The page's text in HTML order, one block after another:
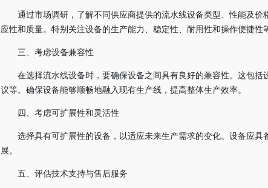
通过市场调研，了解不同供应商提供的流水线设备类型、性能及
应性和质量。特别关注设备的生产能力、稳定性、耐用性和操作便捷性
三、考虑设备兼容性
在选择流水线设备时，要确保设备之间具有良好的兼容性。这包
议等。确保设备能够顺畅地融入现有生产线，提高整体生产效率。
四、考虑可扩展性和灵活性
选择具有可扩展性的设备，以适应未来生产需求的变化。设备应
展。
五、评估技术支持与售后服务